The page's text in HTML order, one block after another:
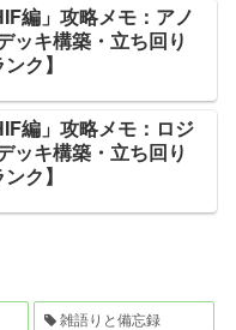
編」攻略メモ：アノ
ッキ構築・立ち回り
ク】
編」攻略メモ：ロジ
ッキ構築・立ち回り
ク】
雑語りと備忘録